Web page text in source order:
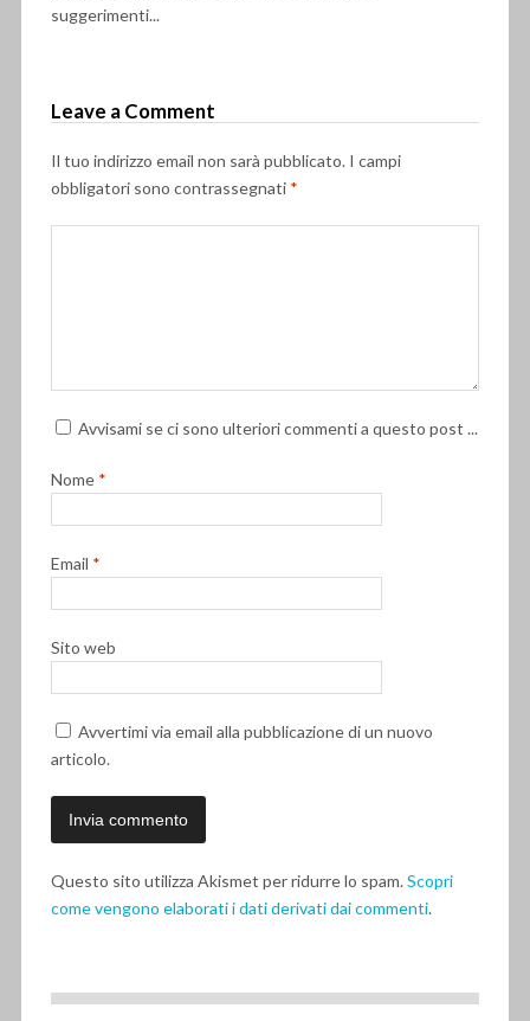
suggerimenti...
Leave a Comment
Il tuo indirizzo email non sarà pubblicato. I campi
obbligatori sono contrassegnati *
Avvisami se ci sono ulteriori commenti a questo post ...
Nome *
Email *
Sito web
Avvertimi via email alla pubblicazione di un nuovo
articolo.
Questo sito utilizza Akismet per ridurre lo spam.Scopri
come vengono elaborati i dati derivati dai commenti.